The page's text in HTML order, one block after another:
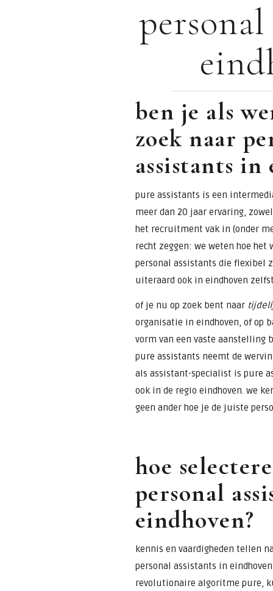
assistants &
secretaresses
ben je als
zoek naar
assistants in
pure assistants is een
meer dan 20 jaar ervaring,
het recruitment vak in (onder
recht zeggen: we weten hoe
personal assistants die flexibel
uiteraard ook in eindhoven
of je nu op zoek bent naar
organisatie in eindhoven, of op
vorm van een vaste aanstelling
pure assistants neemt de
als assistant-specialist is pure
ook in de regio eindhoven. we
geen ander hoe je de juiste
hoe
personal
eindhoven?
kennis en vaardigheden tellen
personal assistants in
revolutionaire algoritme pure,